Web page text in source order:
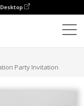
Party Invitation